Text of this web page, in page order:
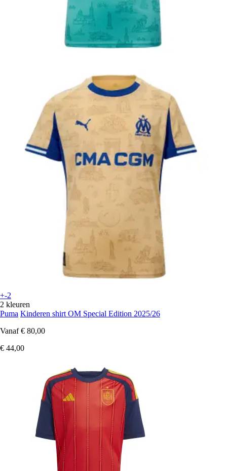
+-2
2 kleuren
Puma Kinderen shirt OM Special Edition 2025/26
Vanaf € 80,00
€ 44,00